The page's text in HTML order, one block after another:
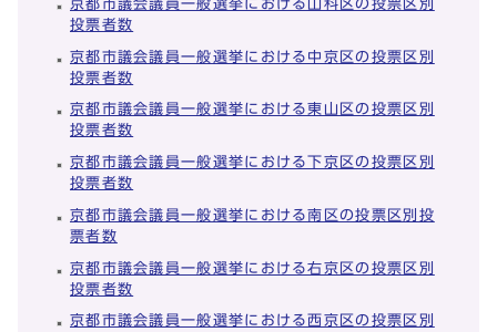
京都市議会議員一般選挙における山科区の投票区別
投票者数
京都市議会議員一般選挙における中京区の投票区別
投票者数
京都市議会議員一般選挙における東山区の投票区別
投票者数
京都市議会議員一般選挙における下京区の投票区別
投票者数
京都市議会議員一般選挙における南区の投票区別投
票者数
京都市議会議員一般選挙における右京区の投票区別
投票者数
京都市議会議員一般選挙における西京区の投票区別